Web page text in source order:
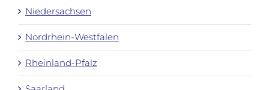
Niedersachsen
Nordrhein-Westfalen
Rheinland-Pfalz